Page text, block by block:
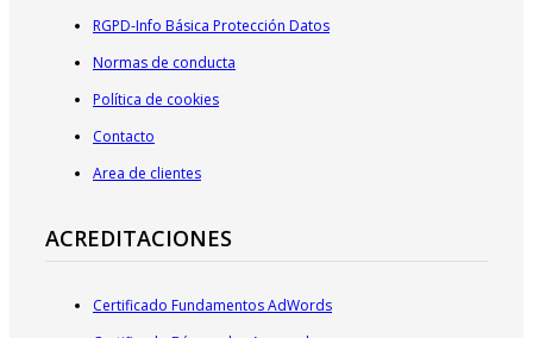
RGPD-Info Básica Protección Datos
Normas de conducta
Política de cookies
Contacto
Area de clientes
ACREDITACIONES
Certificado Fundamentos AdWords